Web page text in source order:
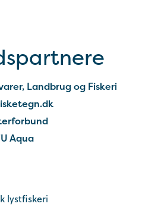
Landbrug og Fiskeri
Aqua
lystfiskeri